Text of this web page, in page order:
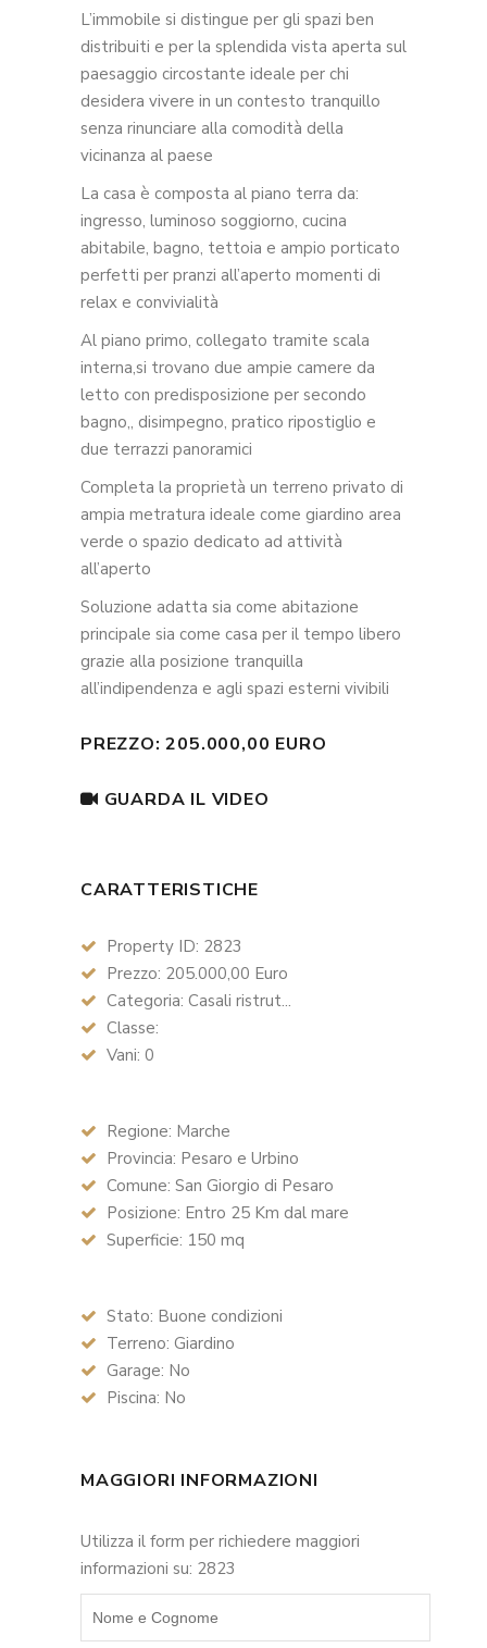
L’immobile si distingue per gli spazi ben
distribuiti e per la splendida vista aperta sul
paesaggio circostante ideale per chi
desidera vivere in un contesto tranquillo
senza rinunciare alla comodità della
vicinanza al paese
La casa è composta al piano terra da:
ingresso, luminoso soggiorno, cucina
abitabile, bagno, tettoia e ampio porticato
perfetti per pranzi all’aperto momenti di
relax e convivialità
Al piano primo, collegato tramite scala
interna,si trovano due ampie camere da
letto con predisposizione per secondo
bagno,, disimpegno, pratico ripostiglio e
due terrazzi panoramici
Completa la proprietà un terreno privato di
ampia metratura ideale come giardino area
verde o spazio dedicato ad attività
all’aperto
Soluzione adatta sia come abitazione
principale sia come casa per il tempo libero
grazie alla posizione tranquilla
all’indipendenza e agli spazi esterni vivibili
PREZZO: 205.000,00 EURO
GUARDA IL VIDEO
CARATTERISTICHE
Property ID: 2823
Prezzo: 205.000,00 Euro
Categoria: Casali ristrut...
Classe:
Vani: 0
Regione: Marche
Provincia: Pesaro e Urbino
Comune: San Giorgio di Pesaro
Posizione: Entro 25 Km dal mare
Superficie: 150 mq
Stato: Buone condizioni
Terreno: Giardino
Garage: No
Piscina: No
MAGGIORI INFORMAZIONI
Utilizza il form per richiedere maggiori
informazioni su: 2823